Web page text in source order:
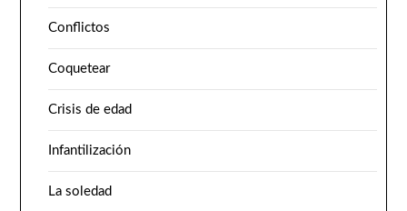
Conflictos
Coquetear
Crisis de edad
Infantilización
La soledad